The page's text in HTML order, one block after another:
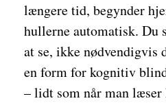
længere tid, begynder
hullerne automatisk. Du
at se, ikke nødvendigvis
en form for kognitiv
– lidt som når man læser